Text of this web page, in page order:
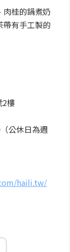
肉桂的鍋煮奶
帶有手工製的
2樓
公休日為週
haili.tw/